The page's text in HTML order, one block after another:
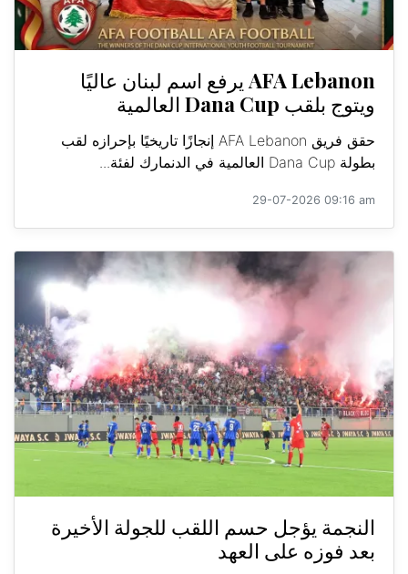
AFA Lebanon يرفع اسم لبنان عاليًا
ويتوج بلقب Dana Cup العالمية
حقق فريق AFA Lebanon إنجازًا تاريخيًا بإحرازه لقب
بطولة Dana Cup العالمية في الدنمارك لفئة...
29-07-2026 09:16 am
النجمة يؤجل حسم اللقب للجولة الأخيرة
بعد فوزه على العهد